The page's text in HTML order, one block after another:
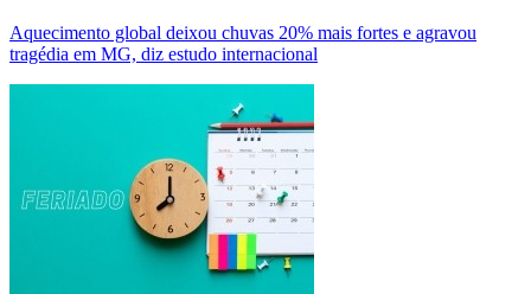
Aquecimento global deixou chuvas 20% mais fortes e agravou
tragédia em MG, diz estudo internacional